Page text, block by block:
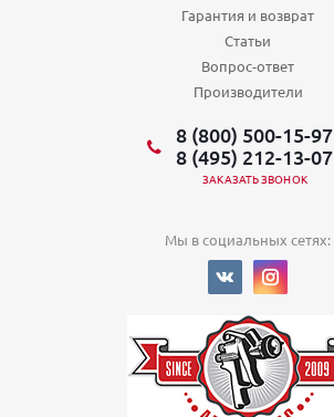
Гарантия и возврат
Статьи
Вопрос-ответ
Производители
8 (800) 500-15-97
8 (495) 212-13-07
ЗАКАЗАТЬ ЗВОНОК
Мы в социальных сетях: